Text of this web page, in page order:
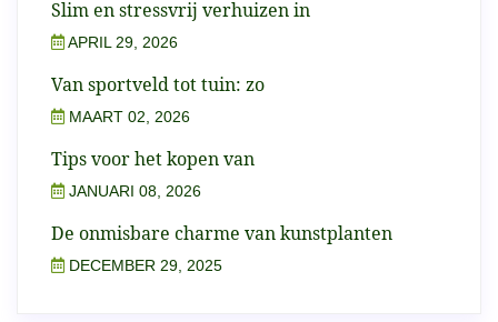
Slim en stressvrij verhuizen in
APRIL 29, 2026
Van sportveld tot tuin: zo
MAART 02, 2026
Tips voor het kopen van
JANUARI 08, 2026
De onmisbare charme van kunstplanten
DECEMBER 29, 2025